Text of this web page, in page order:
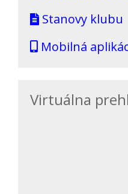
Stanovy klubu
Mobilná
Virtuálna